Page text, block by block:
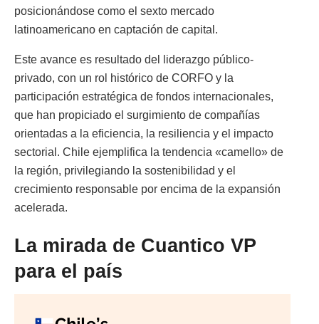
posicionándose como el sexto mercado
latinoamericano en captación de capital.
Este avance es resultado del liderazgo público-
privado, con un rol histórico de CORFO y la
participación estratégica de fondos internacionales,
que han propiciado el surgimiento de compañías
orientadas a la eficiencia, la resiliencia y el impacto
sectorial. Chile ejemplifica la tendencia «camello» de
la región, privilegiando la sostenibilidad y el
crecimiento responsable por encima de la expansión
acelerada.
La mirada de Cuantico VP
para el país